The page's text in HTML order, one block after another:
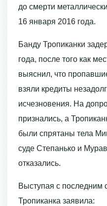
до смерти
16 января 2016 года.
Банду Тропиканки
года, после того как
выяснил, что
взяли кредиты
исчезновения. На
признались, а
были спрятаны тела
суде Степанько и
отказались.
Выступая с последним
Тропиканка заявила: